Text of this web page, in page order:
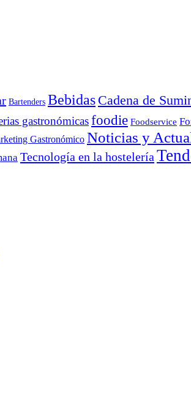
Bartenders Bebidas Cadena de
gastronómicasfoodie Foodservice
Gastronómico Noticias y
Tecnología en la hostelería